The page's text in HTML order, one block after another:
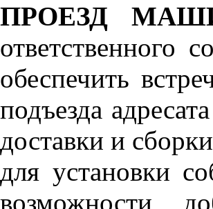
ПРОЕЗД
ответственного
обеспечить
подъезда
доставки и
для установки
возможности